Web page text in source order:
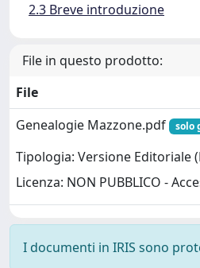
2.3 Breve introduzione
File in questo prodotto:
File
Genealogie Mazzone.pdf
solo
Tipologia: Versione Editoriale
Licenza: NON PUBBLICO -
I documenti in IRIS sono